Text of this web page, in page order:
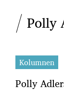
Polly
Kolumnen
Polly